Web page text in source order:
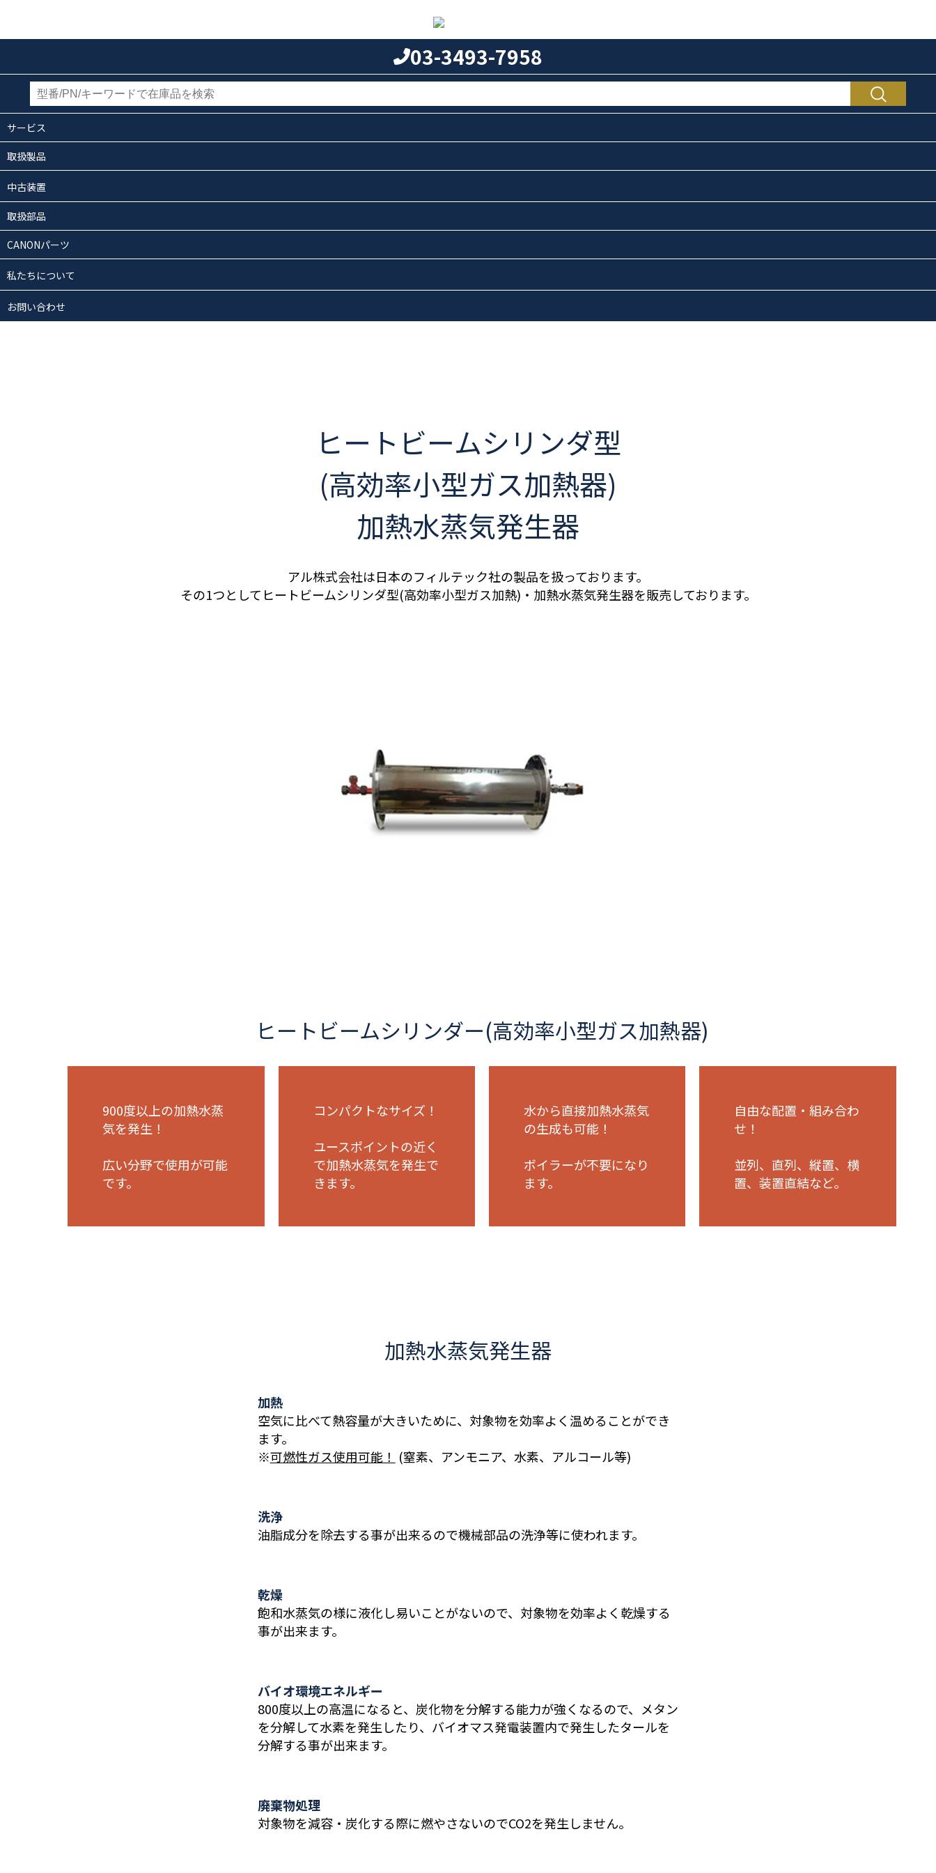
03-3493-7958
サービス
取扱製品
中古装置
取扱部品
CANONパーツ
私たちについて
お問い合わせ
ヒートビームシリンダ型
(高効率小型ガス加熱器)
加熱水蒸気発生器
アル株式会社は日本のフィルテック社の製品を扱っております。
その1つとしてヒートビームシリンダ型(高効率小型ガス加熱)・加熱水蒸気発生器を販売しております。
ヒートビームシリンダー(高効率小型ガス加熱器)
900度以上の加熱水蒸
気を発生！
広い分野で使用が可能
です。
コンパクトなサイズ！
ユースポイントの近く
で加熱水蒸気を発生で
きます。
水から直接加熱水蒸気
の生成も可能！
ボイラーが不要になり
ます。
自由な配置・組み合わ
せ！
並列、直列、縦置、横
置、装置直結など。
加熱水蒸気発生器
加熱
空気に比べて熱容量が大きいために、対象物を効率よく温めることができ
ます。
※可燃性ガス使用可能！ (窒素、アンモニア、水素、アルコール等)
洗浄
油脂成分を除去する事が出来るので機械部品の洗浄等に使われます。
乾燥
飽和水蒸気の様に液化し易いことがないので、対象物を効率よく乾燥する
事が出来ます。
バイオ環境エネルギー
800度以上の高温になると、炭化物を分解する能力が強くなるので、メタン
を分解して水素を発生したり、バイオマス発電装置内で発生したタールを
分解する事が出来ます。
廃棄物処理
対象物を減容・炭化する際に燃やさないのでCO2を発生しません。